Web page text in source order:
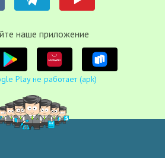
наше приложение
Play не работает (apk)